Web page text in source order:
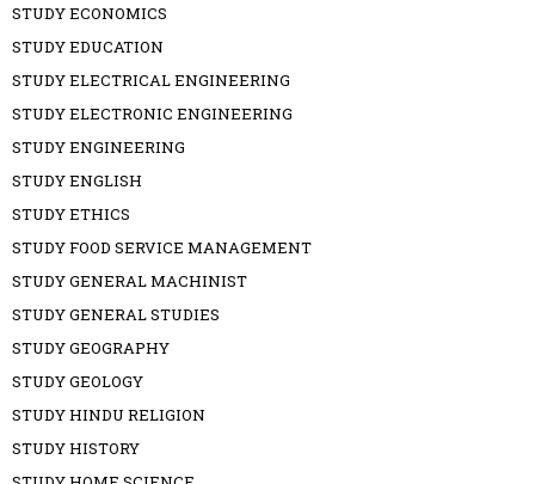
STUDY ECONOMICS
STUDY EDUCATION
STUDY ELECTRICAL ENGINEERING
STUDY ELECTRONIC ENGINEERING
STUDY ENGINEERING
STUDY ENGLISH
STUDY ETHICS
STUDY FOOD SERVICE MANAGEMENT
STUDY GENERAL MACHINIST
STUDY GENERAL STUDIES
STUDY GEOGRAPHY
STUDY GEOLOGY
STUDY HINDU RELIGION
STUDY HISTORY